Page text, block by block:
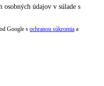
osobných údajov v súlade s
Google s ochranou súkromia a